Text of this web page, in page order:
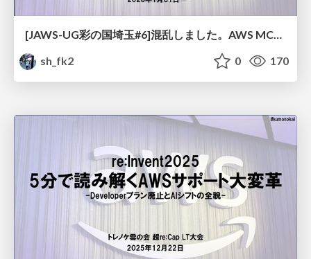
[JAWS-UG彩の国埼玉#6]混乱しました。AWS MCP ServersとAWS MCP Serverの違いを5分で解説
sh_fk2
0 170